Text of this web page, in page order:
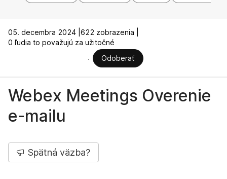
05. decembra 2024 | 622 zobrazenia |
0 ľudia to považujú za užitočné
Odoberať
Webex Meetings Overenie
e-mailu
Spätná väzba?